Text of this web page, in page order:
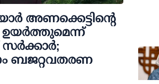
അണക്കെട്ടിന്റെ
ഉയര്‍ത്തുമെന്ന്
സര്‍ക്കാര്‍;
ബജറ്റവതരണ